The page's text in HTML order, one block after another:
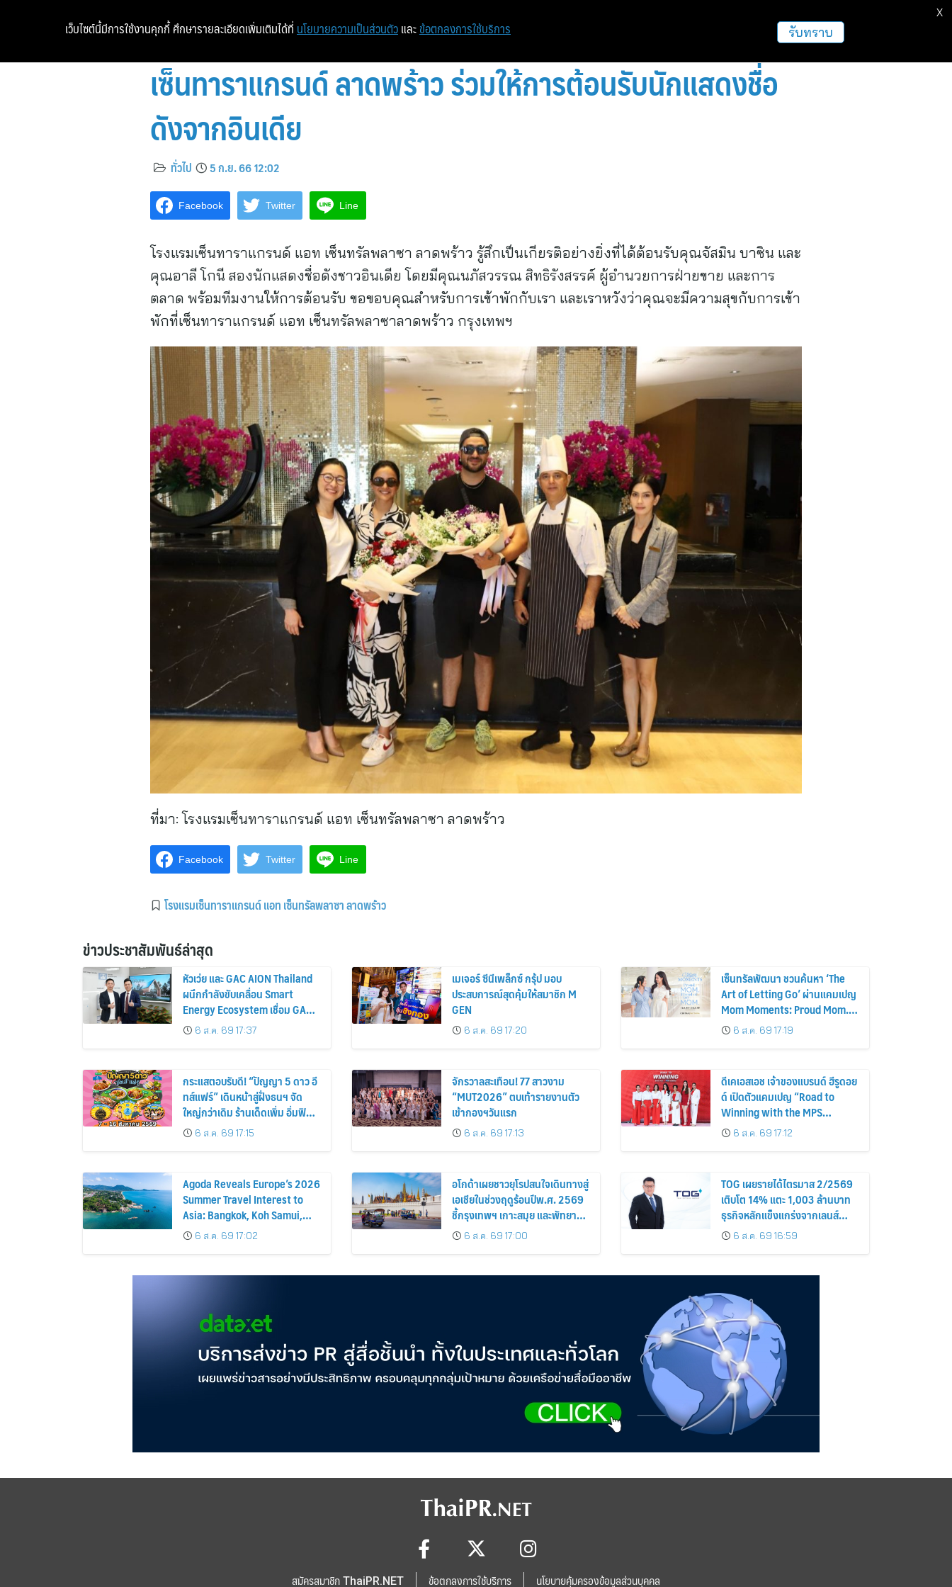
หน้าแรก ท่องเที่ยว ฝากข่าวประชาสัมพันธ์
เซ็นทาราแกรนด์ ลาดพร้าว ร่วมให้การต้อนรับนักแสดงชื่อ
ดังจากอินเดีย
ทั่วไป 5 ก.ย. 66 12:02
Facebook Twitter Line
โรงแรมเซ็นทาราแกรนด์ แอท เซ็นทรัลพลาซา ลาดพร้าว รู้สึกเป็นเกียรติอย่างยิ่งที่ได้ต้อนรับคุณจัสมิน บาซิน และ
คุณอาลี โกนี สองนักแสดงชื่อดังชาวอินเดีย โดยมีคุณนภัสวรรณ สิทธิรังสรรค์ ผู้อำนวยการฝ่ายขาย และการ
ตลาด พร้อมทีมงานให้การต้อนรับ ขอขอบคุณสำหรับการเข้าพักกับเรา และเราหวังว่าคุณจะมีความสุขกับการเข้า
พักที่เซ็นทาราแกรนด์ แอท เซ็นทรัลพลาซาลาดพร้าว กรุงเทพฯ
ที่มา: โรงแรมเซ็นทาราแกรนด์ แอท เซ็นทรัลพลาซา ลาดพร้าว
Facebook Twitter Line
โรงแรมเซ็นทาราแกรนด์ แอท เซ็นทรัลพลาซา ลาดพร้าว
ข่าวประชาสัมพันธ์ล่าสุด
หัวเว่ย และ GAC AION Thailand
ผนึกกำลังขับเคลื่อน Smart
Energy Ecosystem เชื่อม GAC
GN8 PHEV รถยนต์ MPV ระดับ
พรีเมียม เข้ากับพลังงานแสง
6 ส.ค. 69 17:37
เมเจอร์ ซีนีเพล็กซ์ กรุ้ป มอบ
ประสบการณ์สุดคุ้มให้สมาชิก M
GEN
6 ส.ค. 69 17:20
เซ็นทรัลพัฒนา ชวนค้นหา ‘The
Art of Letting Go’ ผ่านแคมเปญ
Mom Moments: Proud Mom.
Proud of My Mom.
6 ส.ค. 69 17:19
กระแสตอบรับดี! “ปัญญา 5 ดาว อี
ทส์แฟร์” เดินหน้าสู่ฝั่งธนฯ จัด
ใหญ่กว่าเดิม ร้านเด็ดเพิ่ม อิ่มฟิน
10 วันเต็ม!
6 ส.ค. 69 17:15
จักรวาลสะเทือน! 77 สาวงาม
“MUT2026” ตบเท้ารายงานตัว
เข้ากองฯวันแรก
6 ส.ค. 69 17:13
ดีเคเอสเอช เจ้าของแบรนด์ ฮีรูดอย
ด์ เปิดตัวแคมเปญ “Road to
Winning with the MPS
Science”
6 ส.ค. 69 17:12
Agoda Reveals Europe’s 2026
Summer Travel Interest to
Asia: Bangkok, Koh Samui,
and Pattaya Among the Top
Cities
6 ส.ค. 69 17:02
อโกด้าเผยชาวยุโรปสนใจเดินทางสู่
เอเชียในช่วงฤดูร้อนปีพ.ศ. 2569
ชี้กรุงเทพฯ เกาะสมุย และพัทยา
ติดอันดับเมืองยอดนิยม
6 ส.ค. 69 17:00
TOG เผยรายได้ไตรมาส 2/2569
เติบโต 14% แตะ 1,003 ล้านบาท
ธุรกิจหลักแข็งแกร่งจากเลนส์
มูลค่าเพิ่ม และการขยายตลาดต่าง
ประเทศ พร้อมเดินหน้าลงทุนเพื่อ
6 ส.ค. 69 16:59
สมัครสมาชิก ThaiPR.NET ข้อตกลงการใช้บริการ นโยบายคุ้มครองข้อมูลส่วนบุคคล
เว็บไซต์นี้มีการใช้งานคุกกี้ ศึกษารายละเอียดเพิ่มเติมได้ที่ นโยบายความเป็นส่วนตัว และ ข้อตกลงการใช้บริการ รับทราบ
X